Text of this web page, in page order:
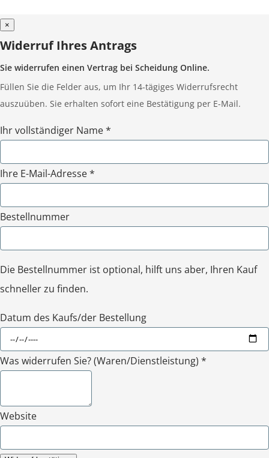
×
Widerruf Ihres Antrags
Sie widerrufen einen Vertrag bei Scheidung Online.
Füllen Sie die Felder aus, um Ihr 14-tägiges Widerrufsrecht
auszuüben. Sie erhalten sofort eine Bestätigung per E-Mail.
Ihr vollständiger Name *
Ihre E-Mail-Adresse *
Bestellnummer
Die Bestellnummer ist optional, hilft uns aber, Ihren Kauf
schneller zu finden.
Datum des Kaufs/der Bestellung
Was widerrufen Sie? (Waren/Dienstleistung) *
Website